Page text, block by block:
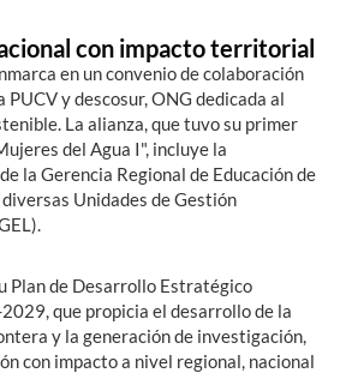
con impacto territorial
en un convenio de colaboración
y descosur, ONG dedicada al
La alianza, que tuvo su primer
del Agua I", incluye la
la Gerencia Regional de Educación de
Unidades de Gestión
Plan de Desarrollo Estratégico
que propicia el desarrollo de la
y la generación de investigación,
con impacto a nivel regional, nacional